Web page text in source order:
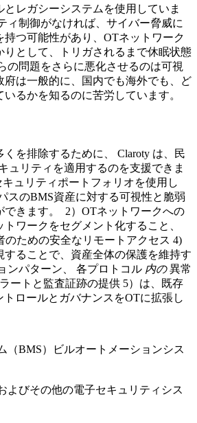
レガシーシステムを使用していま
ィ制御がなければ、サイバー脅威に
つ可能性があり、OTネットワーク
りとして、トリガされるまで休眠状態
の問題をさらに悪化させるのは可視
府は一般的に、国内でも海外でも、ど
るかを知るのに苦労しています。
を排除するために、 Claroty は、民
ュリティを適用するのを支援できま
ュリティポートフォリオを使用し
スのBMS資産に対する可視性と脆弱
できます。 2）OTネットワークへの
ワークをセグメント化すること、
のための安全なリモートアクセス 4)
することで、資産全体の保護を維持す
ンパターン、 各プロトコル 内の異常
ートと監査証跡の提供 5）は、既存
ロールとガバナンスをOTに拡張し
（BMS）ビルオートメーションシス
よびその他の電子セキュリティシス